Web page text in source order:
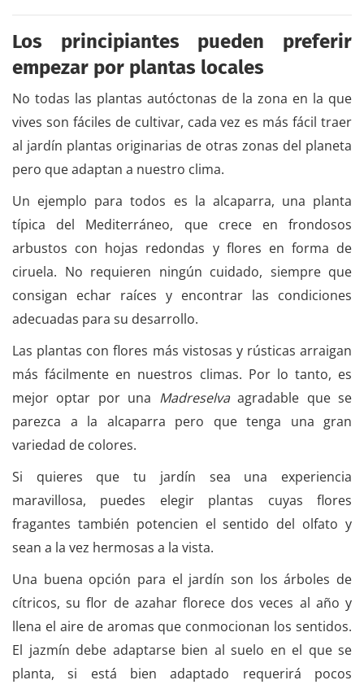
Los principiantes pueden preferir
empezar por plantas locales
No todas las plantas autóctonas de la zona en la que
vives son fáciles de cultivar, cada vez es más fácil traer
al jardín plantas originarias de otras zonas del planeta
pero que adaptan a nuestro clima.
Un ejemplo para todos es la alcaparra, una planta
típica del Mediterráneo, que crece en frondosos
arbustos con hojas redondas y flores en forma de
ciruela. No requieren ningún cuidado, siempre que
consigan echar raíces y encontrar las condiciones
adecuadas para su desarrollo.
Las plantas con flores más vistosas y rústicas arraigan
más fácilmente en nuestros climas. Por lo tanto, es
mejor optar por una Madreselvaagradable que se
parezca a la alcaparra pero que tenga una gran
variedad de colores.
Si quieres que tu jardín sea una experiencia
maravillosa, puedes elegir plantas cuyas flores
fragantes también potencien el sentido del olfato y
sean a la vez hermosas a la vista.
Una buena opción para el jardín son los árboles de
cítricos, su flor de azahar florece dos veces al año y
llena el aire de aromas que conmocionan los sentidos.
El jazmín debe adaptarse bien al suelo en el que se
planta, si está bien adaptado requerirá pocos